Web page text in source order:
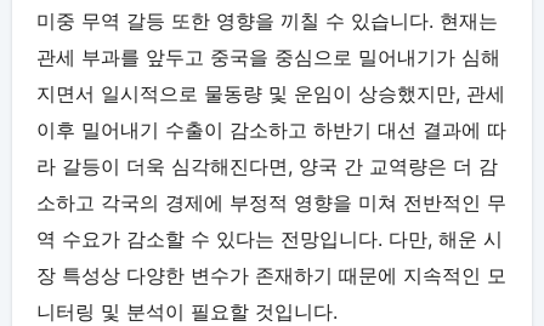
미중 무역 갈등 또한 영향을 끼칠 수 있습니다. 현재는
관세 부과를 앞두고 중국을 중심으로 밀어내기가 심해
지면서 일시적으로 물동량 및 운임이 상승했지만, 관세
이후 밀어내기 수출이 감소하고 하반기 대선 결과에 따
라 갈등이 더욱 심각해진다면, 양국 간 교역량은 더 감
소하고 각국의 경제에 부정적 영향을 미쳐 전반적인 무
역 수요가 감소할 수 있다는 전망입니다. 다만, 해운 시
장 특성상 다양한 변수가 존재하기 때문에 지속적인 모
니터링 및 분석이 필요할 것입니다.